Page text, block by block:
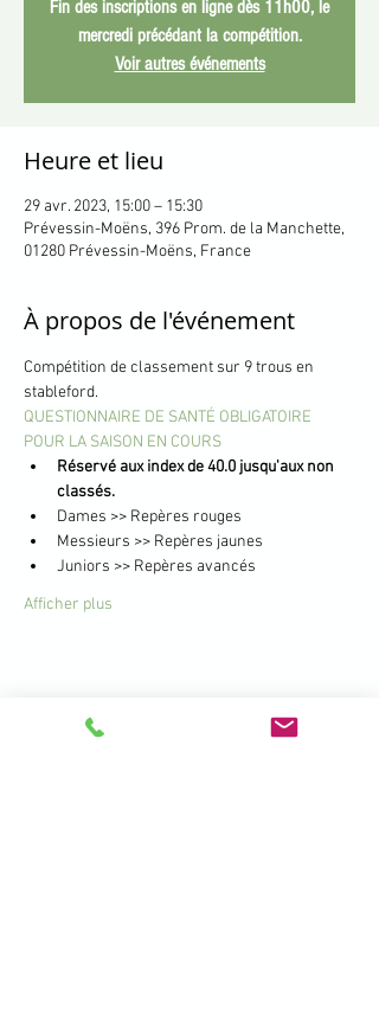
Fin des inscriptions en ligne dès 11h00, le
mercredi précédant la compétition.
Voir autres événements
Heure et lieu
29 avr. 2023, 15:00 – 15:30
Prévessin-Moëns, 396 Prom. de la Manchette,
01280 Prévessin-Moëns, France
À propos de l'événement
Compétition de classement sur 9 trous en
stableford.
QUESTIONNAIRE DE SANTÉ OBLIGATOIRE
POUR LA SAISON EN COURS
Réservé aux index de 40.0 jusqu'aux non
classés.
Dames >> Repères rouges
Messieurs >> Repères jaunes
Juniors >> Repères avancés
Afficher plus
Partager cet événement